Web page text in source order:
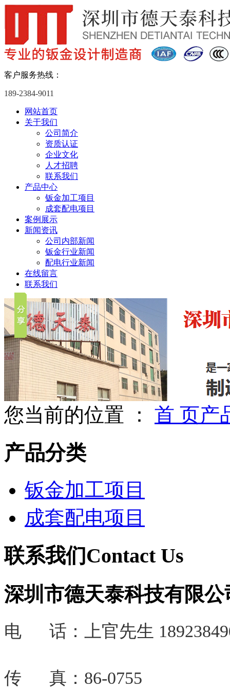
客户服务热线：
189-2384-9011
网站首页
关于我们
公司简介
资质认证
企业文化
人才招聘
联系我们
产品中心
钣金加工项目
成套配电项目
案例展示
新闻资讯
公司内部新闻
钣金行业新闻
配电行业新闻
在线留言
联系我们
您当前的位置 ： 首 页产
产品分类
钣金加工项目
成套配电项目
联系我们 Contact Us
深圳市德天泰科技有限公
电 话： 上官先生
传 真：86-0755